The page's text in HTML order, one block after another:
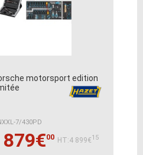
motorsport edition
7/430PD
879€00 HT:4 899€15